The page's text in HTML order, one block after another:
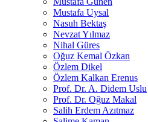
Mustafa Uysal
Nasuh Bektaş
Nevzat Yılmaz
Nihal Güres
Oğuz Kemal Özkan
Özlem Dikel
Özlem Kalkan Erenus
Prof. Dr. A. Didem Uslu
Prof. Dr. Oğuz Makal
Salih Erdem Azıtmaz